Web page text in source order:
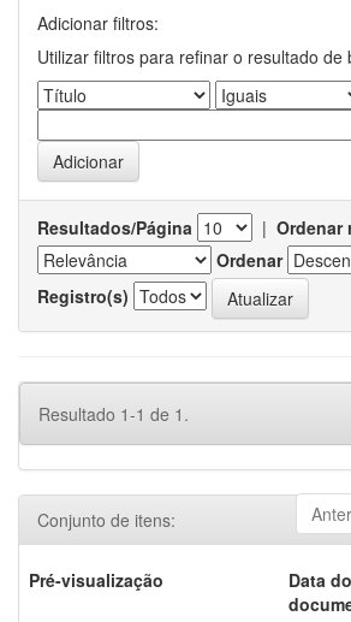
Adicionar filtros:
Utilizar filtros para refinar o resultado de
Resultados/Página | Ordenar
Ordenar
Registro(s)
Resultado 1-1 de 1.
Conjunto de itens:
Pré-visualização
Data do